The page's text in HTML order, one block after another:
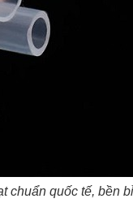
chuẩn quốc tế, bền